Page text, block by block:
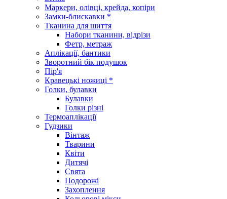
Маркери, олівці, крейда, копіри
Замки-блискавки *
Тканина для шиття
Набори тканини, відрізи
Фетр, метраж
Аплікації, бантики
Зворотний бік подушок
Пір'я
Кравецькі ножиці *
Голки, булавки
Булавки
Голки різні
Термоаплікації
Гудзики
Вінтаж
Тварини
Квіти
Дитячі
Свята
Подорожі
Захоплення